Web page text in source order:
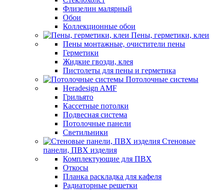
Флизелин малярный
Обои
Коллекционные обои
Пены, герметики, клеи
Пены монтажные, очистители пены
Герметики
Жидкие гвозди, клея
Пистолеты для пены и герметика
Потолочные системы
Heradesign AMF
Грильято
Кассетные потолки
Подвесная система
Потолочные панели
Светильники
Стеновые
панели, ПВХ изделия
Комплектующие для ПВХ
Откосы
Планка раскладка для кафеля
Радиаторные решетки